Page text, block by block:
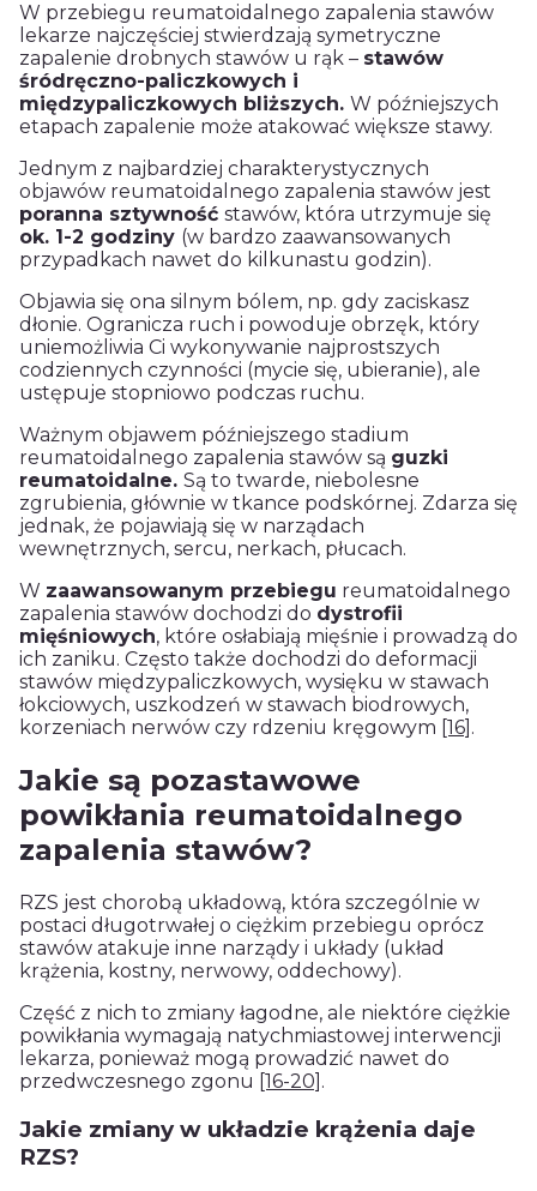
W przebiegu reumatoidalnego zapalenia stawów
lekarze najczęściej stwierdzają symetryczne
zapalenie drobnych stawów u rąk – stawów
śródręczno-paliczkowych i
międzypaliczkowych bliższych. W późniejszych
etapach zapalenie może atakować większe stawy.
Jednym z najbardziej charakterystycznych
objawów reumatoidalnego zapalenia stawów jest
poranna sztywność stawów, która utrzymuje się
ok. 1-2 godziny (w bardzo zaawansowanych
przypadkach nawet do kilkunastu godzin).
Objawia się ona silnym bólem, np. gdy zaciskasz
dłonie. Ogranicza ruch i powoduje obrzęk, który
uniemożliwia Ci wykonywanie najprostszych
codziennych czynności (mycie się, ubieranie), ale
ustępuje stopniowo podczas ruchu.
Ważnym objawem późniejszego stadium
reumatoidalnego zapalenia stawów są guzki
reumatoidalne. Są to twarde, niebolesne
zgrubienia, głównie w tkance podskórnej. Zdarza się
jednak, że pojawiają się w narządach
wewnętrznych, sercu, nerkach, płucach.
W zaawansowanym przebiegu reumatoidalnego
zapalenia stawów dochodzi do dystrofii
mięśniowych, które osłabiają mięśnie i prowadzą do
ich zaniku. Często także dochodzi do deformacji
stawów międzypaliczkowych, wysięku w stawach
łokciowych, uszkodzeń w stawach biodrowych,
korzeniach nerwów czy rdzeniu kręgowym [16] .
Jakie są pozastawowe
powikłania reumatoidalnego
zapalenia stawów?
RZS jest chorobą układową, która szczególnie w
postaci długotrwałej o ciężkim przebiegu oprócz
stawów atakuje inne narządy i układy (układ
krążenia, kostny, nerwowy, oddechowy).
Część z nich to zmiany łagodne, ale niektóre ciężkie
powikłania wymagają natychmiastowej interwencji
lekarza, ponieważ mogą prowadzić nawet do
przedwczesnego zgonu [16-20] .
Jakie zmiany w układzie krążenia daje
RZS?